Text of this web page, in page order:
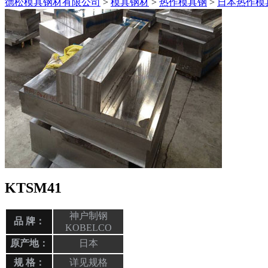
德松模具钢材有限公司 > 模具钢材 > 热作模具钢 > 日本热作模
KTSM41
品 牌：
神户制钢
KOBELCO
原产地：
日本
规 格：
详见规格